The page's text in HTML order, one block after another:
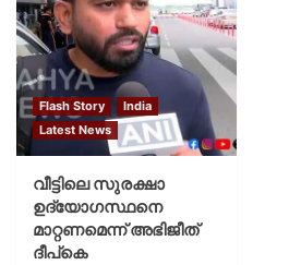
Flash Story
India
Latest News
വീട്ടിലെ സുരക്ഷാ
ഉദ്യോഗസ്ഥനെ
മാറ്റണമെന്ന് അഭിജീത്
ദീപ്‌കെ